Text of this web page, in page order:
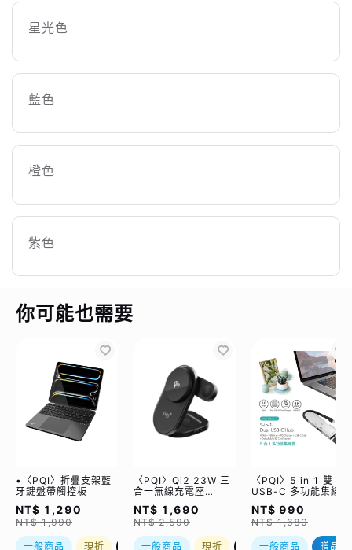
星光色
藍色
橙色
紫色
你可能也需要
•〈PQI〉折疊支架藍
牙鍵盤帶觸控板
NT$ 1,290
NT$ 1,990
一般商品 現折 優惠加購
〈PQI〉Qi2 23W 三
合一無線充電座
(WCC2302)
NT$ 1,690
NT$ 2,590
一般商品 現折 優惠加購
〈PQI〉5 in 1 雙
USB-C 多功能集線器
（限量加贈｜U988
class 10 Micro SD
記憶卡 64GB，附 SD
轉卡）
NT$ 990
NT$ 1,680
一般商品 贈品